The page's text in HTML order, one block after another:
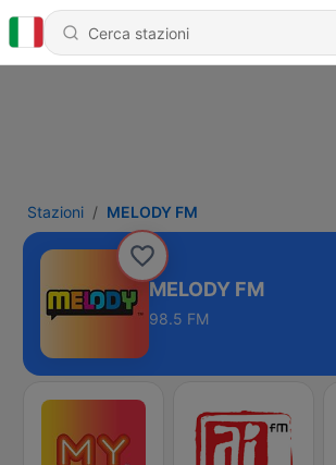
Stazioni MELODY FM
MELODY FM
98.5 FM